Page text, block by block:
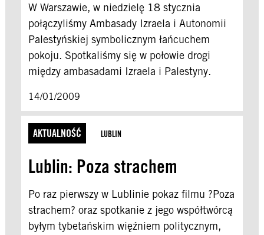
W Warszawie, w niedzielę 18 stycznia
połączyliśmy Ambasady Izraela i Autonomii
Palestyńskiej symbolicznym łańcuchem
pokoju. Spotkaliśmy się w połowie drogi
między ambasadami Izraela i Palestyny.
14/01/2009
AKTUALNOŚĆ LUBLIN
Lublin: Poza strachem
Po raz pierwszy w Lublinie pokaz filmu ?Poza
strachem? oraz spotkanie z jego współtwórcą
byłym tybetańskim więźniem politycznym,